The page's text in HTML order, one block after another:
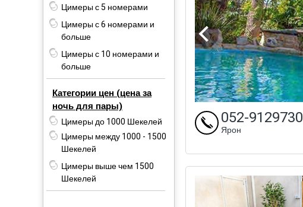
Цимеры с 5 номерами
Цимеры с 6 номерами и
больше
Цимеры с 10 номерами и
больше
Категории цен (цена за
ночь для пары)
Цимеры до 1000 Шекелей
Цимеры между 1000 - 1500
Шекелей
Цимеры выше чем 1500
Шекелей
052-9129730
Ярон